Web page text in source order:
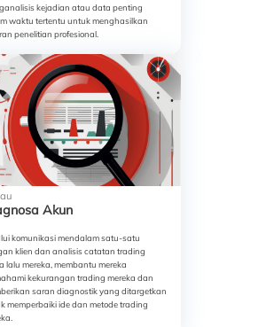
kejadian atau data penting
waktu tertentu untuk menghasilkan
penelitian profesional.
Akun
komunikasi mendalam satu-satu
klien dan analisis catatan trading
lalu mereka, membantu mereka
kekurangan trading mereka dan
saran diagnostik yang ditargetkan
memperbaiki ide dan metode trading